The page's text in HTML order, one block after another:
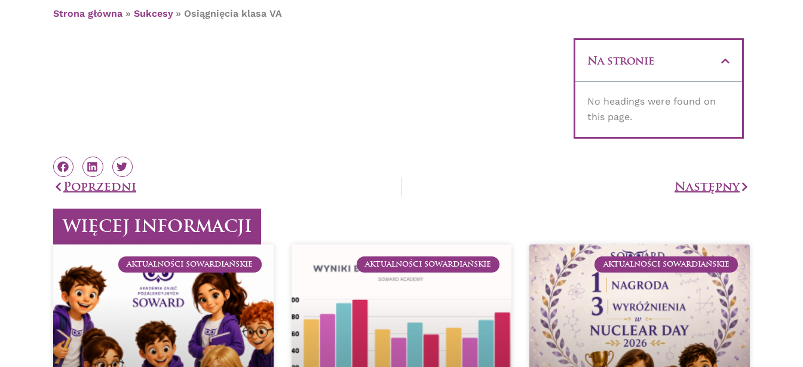
Strona główna Sukcesy Osiągnięcia klasa VA
Na stronie
No headings were found on
this page.
PrevPoprzedni NastępnyNastępny
WIĘCEJ INFORMACJI
AKTUALNOŚCI SOWARDIAŃSKIE AKTUALNOŚCI SOWARDIAŃSKIE AKTUALNOŚCI SOWARDIAŃSKIE